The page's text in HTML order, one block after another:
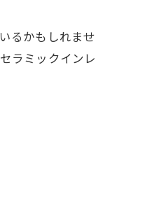
るかもしれませ
ラミックインレ